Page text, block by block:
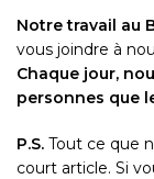
Notre travail au
vous joindre à
Chaque jour,
personnes que
P.S. Tout ce que
court article. Si